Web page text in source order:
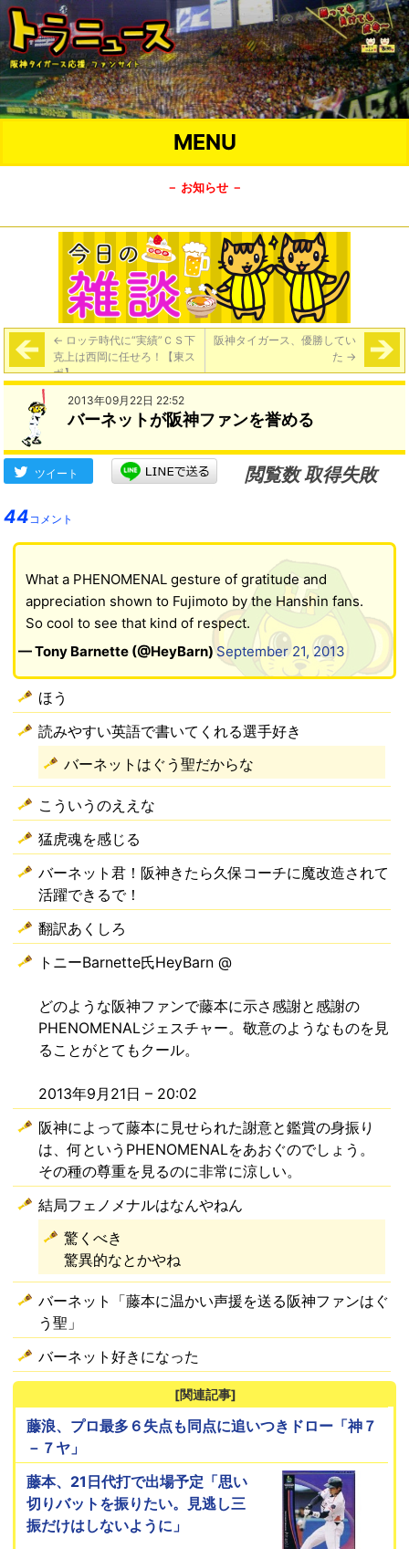
MENU
－ お知らせ －
← ロッテ時代に“実績”ＣＳ下
克上は西岡に任せろ！【東ス
ポ】
阪神タイガース、優勝してい
た →
2013年09月22日 22:52
バーネットが阪神ファンを誉める
ツイート
閲覧数 取得失敗
44コメント
What a PHENOMENAL gesture of gratitude and
appreciation shown to Fujimoto by the Hanshin fans.
So cool to see that kind of respect.
— Tony Barnette (@HeyBarn)September 21, 2013
ほう
読みやすい英語で書いてくれる選手好き
バーネットはぐう聖だからな
こういうのええな
猛虎魂を感じる
バーネット君！阪神きたら久保コーチに魔改造されて
活躍できるで！
翻訳あくしろ
トニーBarnette氏HeyBarn @
どのような阪神ファンで藤本に示さ感謝と感謝の
PHENOMENALジェスチャー。敬意のようなものを見
ることがとてもクール。
2013年9月21日 – 20:02
阪神によって藤本に見せられた謝意と鑑賞の身振り
は、何というPHENOMENALをあおぐのでしょう。
その種の尊重を見るのに非常に涼しい。
結局フェノメナルはなんやねん
驚くべき
驚異的なとかやね
バーネット「藤本に温かい声援を送る阪神ファンはぐ
う聖」
バーネット好きになった
[関連記事]
藤浪、プロ最多６失点も同点に追いつきドロー「神７
－７ヤ」
藤本、21日代打で出場予定「思い
切りバットを振りたい。見逃し三
振だけはしないように」